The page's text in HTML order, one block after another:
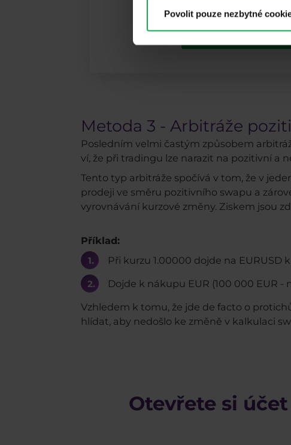
Povolit pouze nezbytné
Stáhnout zdarma
Metoda 3 - Arbitráže
Posledním velmi častým způsobem
ví, že při tradingu lze narazit na pozitivní a
Tento typ arbitráže spočívá v tom, že v
prodeji ve směru pozitivního swapu a
vyrovnávání kurzové změny. Ziskem jsou
Příklad:
Při kurzu 1.00000 dojde na EURUSD
Dojde k nákupu EUR (100 000 EUR
Vzhledem k tomu, že jde de facto o
hlídat, aby nedošlo ke změně v kalkulaci
Otevřete si